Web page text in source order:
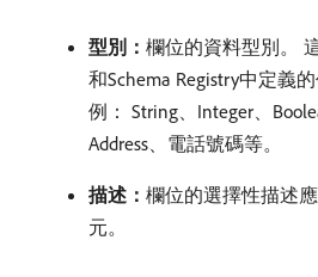
型別： 欄位的資料型別。
和Schema Registry中定義
例： String、Integer、
Address、電話號碼等。
描述： 欄位的選擇性描述
元。